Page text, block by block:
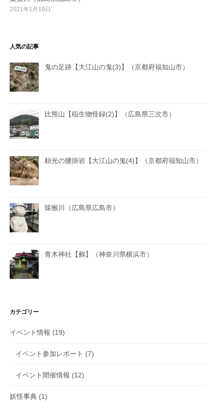
2021年1月19日
人気の記事
鬼の足跡【大江山の鬼(3)】（京都府福知山市）
比熊山【稲生物怪録(2)】（広島県三次市）
頼光の腰掛岩【大江山の鬼(4)】（京都府福知山市）
猿猴川（広島県広島市）
青木神社【鵺】（神奈川県横浜市）
カテゴリー
イベント情報 (19)
イベント参加レポート (7)
イベント開催情報 (12)
妖怪事典 (1)